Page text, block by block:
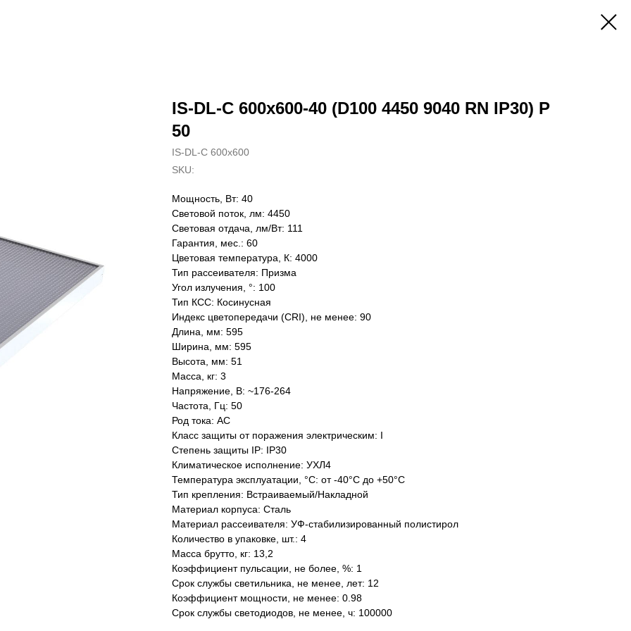
IS-DL-C 600x600-40 (D100 4450 9040 RN IP30) P
50
IS-DL-C 600x600
SKU:
Мощность, Вт: 40
Световой поток, лм: 4450
Световая отдача, лм/Вт: 111
Гарантия, мес.: 60
Цветовая температура, К: 4000
Тип рассеивателя: Призма
Угол излучения, °: 100
Тип КСС: Косинусная
Индекс цветопередачи (CRI), не менее: 90
Длина, мм: 595
Ширина, мм: 595
Высота, мм: 51
Масса, кг: 3
Напряжение, В: ~176-264
Частота, Гц: 50
Род тока: AC
Класс защиты от поражения электрическим: I
Степень защиты IP: IP30
Климатическое исполнение: УХЛ4
Температура эксплуатации, °С: от -40°C до +50°C
Тип крепления: Встраиваемый/Накладной
Материал корпуса: Сталь
Материал рассеивателя: УФ-стабилизированный полистирол
Количество в упаковке, шт.: 4
Масса брутто, кг: 13,2
Коэффициент пульсации, не более, %: 1
Срок службы светильника, не менее, лет: 12
Коэффициент мощности, не менее: 0.98
Срок службы светодиодов, не менее, ч: 100000